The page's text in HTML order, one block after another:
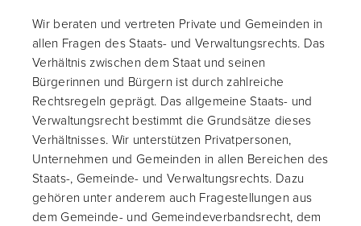
Wir beraten und vertreten Private und Gemeinden in
allen Fragen des Staats- und Verwaltungsrechts. Das
Verhältnis zwischen dem Staat und seinen
Bürgerinnen und Bürgern ist durch zahlreiche
Rechtsregeln geprägt. Das allgemeine Staats- und
Verwaltungsrecht bestimmt die Grundsätze dieses
Verhältnisses. Wir unterstützen Privatpersonen,
Unternehmen und Gemeinden in allen Bereichen des
Staats-, Gemeinde- und Verwaltungsrechts. Dazu
gehören unter anderem auch Fragestellungen aus
dem Gemeinde- und Gemeindeverbandsrecht, dem